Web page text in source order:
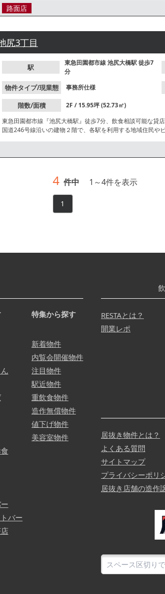
路面店
尻3丁目
駅
東急田園都市線池尻大橋駅徒歩7
分
物件タイプ/現業態 事務所仕様
階数/面積
2F / 15.95坪 (52.73㎡)
東急田園都市線『池尻大橋駅』徒歩7分、飲食相談可能な貸
国道246号線沿いの建物２階で、各駅を利用する地域住民や
4 件中 1 ～4件を表示
1
バー
特集から探す
新着物件
内覧会開催物件
注目物件
駅近物件
重飲食物件
造作無償物件
値下げ物件
美容室物件
RESTAとは？
開業レポ
居抜き物件とは？
よくある質問
サイトマップ
プライバシーポリ
居抜き店舗の造作